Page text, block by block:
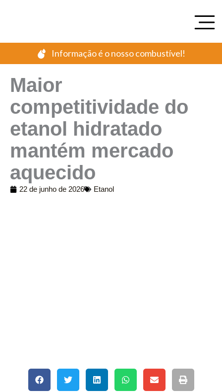
Informação é o nosso combustível!
Maior
competitividade do
etanol hidratado
mantém mercado
aquecido
22 de junho de 2026 Etanol